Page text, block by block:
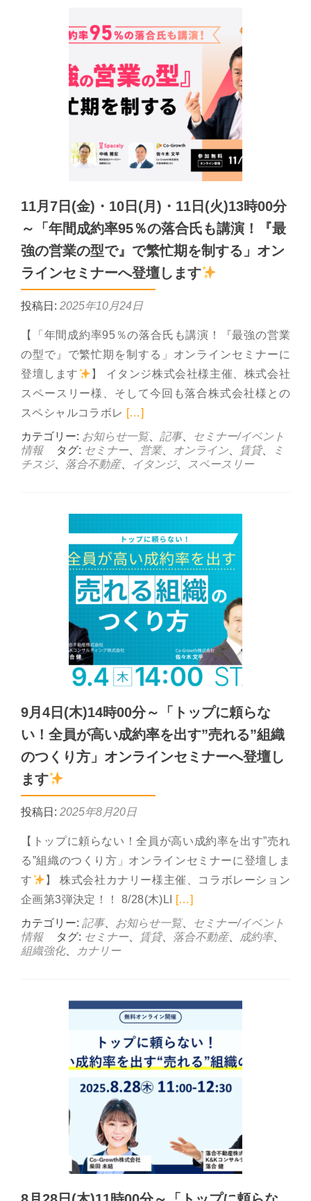
11月7日(金)・10日(月)・11日(火)13時00分
～「年間成約率95％の落合氏も講演！『最
強の営業の型で』で繁忙期を制する」オン
ラインセミナーへ登壇します
投稿日: 2025年10月24日
【「年間成約率95％の落合氏も講演！『最強の営業
の型で』で繁忙期を制する」オンラインセミナーに
登壇します
】 イタンジ株式会社様主催、株式会社
スペースリー様、そして今回も落合株式会社様との
スペシャルコラボレ Read more about 11月7日(金)・10
[…]
カテゴリー: お知らせ一覧、 記事、
セミナー/イベント
情報
タグ: セミナー 営業、 オンライン 賃貸、
ミ
チスジ、 落合不動産、 イタンジ、 スペースリー
9月4日(木)14時00分～「トップに頼らな
い！全員が高い成約率を出す”売れる”組織
のつくり方」オンラインセミナーへ登壇し
ます
投稿日: 2025年8月20日
【トップに頼らない！全員が高い成約率を出す”売れ
る”組織のつくり方」オンラインセミナーに登壇しま
す
】 株式会社カナリー様主催、コラボレーション
企画第3弾決定！！ 8/28(木)LI Read more about 9月4日(
[…]
カテゴリー: 記事、 お知らせ一覧、
セミナー/イベント
情報
タグ: セミナー 賃貸、 落合不動産、 成約率、
組織強化、 カナリー